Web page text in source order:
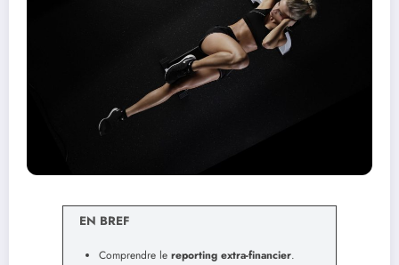
EN BREF
Comprendre le reporting extra-financier.